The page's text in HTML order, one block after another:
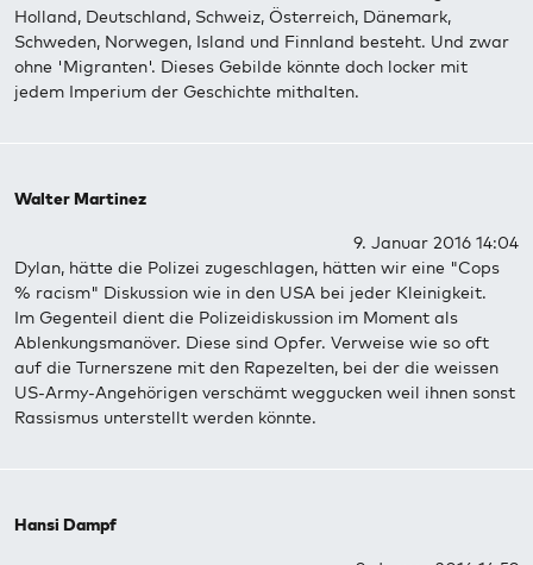
Holland, Deutschland, Schweiz, Österreich, Dänemark,
Schweden, Norwegen, Island und Finnland besteht. Und zwar
ohne 'Migranten'. Dieses Gebilde könnte doch locker mit
jedem Imperium der Geschichte mithalten.
Walter Martinez
9. Januar 2016 14:04
Dylan, hätte die Polizei zugeschlagen, hätten wir eine "Cops
% racism" Diskussion wie in den USA bei jeder Kleinigkeit.
Im Gegenteil dient die Polizeidiskussion im Moment als
Ablenkungsmanöver. Diese sind Opfer. Verweise wie so oft
auf die Turnerszene mit den Rapezelten, bei der die weissen
US-Army-Angehörigen verschämt weggucken weil ihnen sonst
Rassismus unterstellt werden könnte.
Hansi Dampf